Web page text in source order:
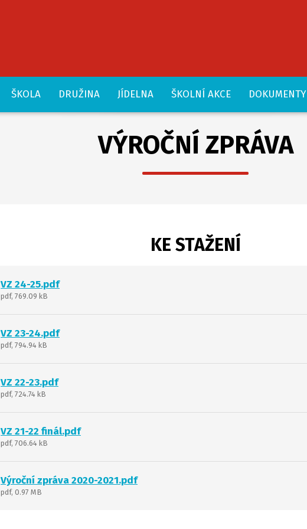
ŠKOLA DRUŽINA JÍDELNA ŠKOLNÍ AKCE DOKUMENTY
VÝROČNÍ ZPRÁVA
KE STAŽENÍ
VZ 24-25.pdf
pdf, 769.09 kB
VZ 23-24.pdf
pdf, 794.94 kB
VZ 22-23.pdf
pdf, 724.74 kB
VZ 21-22 finál.pdf
pdf, 706.64 kB
Výroční zpráva 2020-2021.pdf
pdf, 0.97 MB